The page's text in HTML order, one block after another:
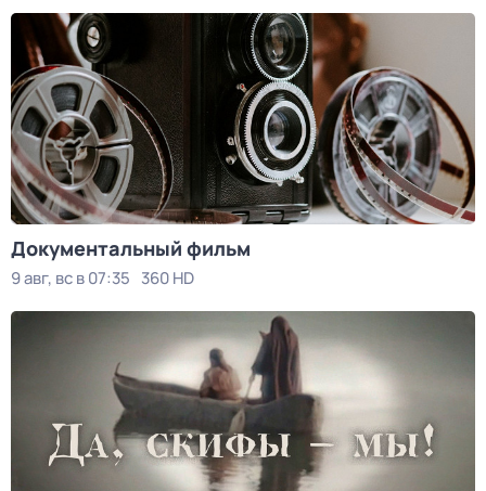
Документальный фильм
9 авг, вс в 07:35 360 HD